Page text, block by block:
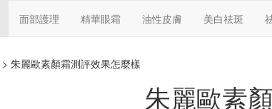
面部護理 精華眼霜 油性皮膚 美白祛斑
> 朱麗歐素顏霜測評效果怎麼樣
朱麗歐素